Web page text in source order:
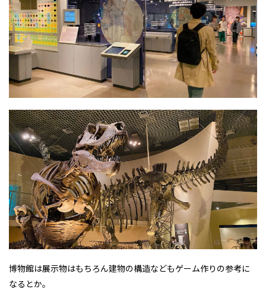
博物館は展示物はもちろん建物の構造などもゲーム作りの参考に
なるとか。